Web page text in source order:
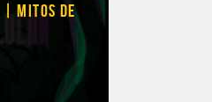
| MITOS DE